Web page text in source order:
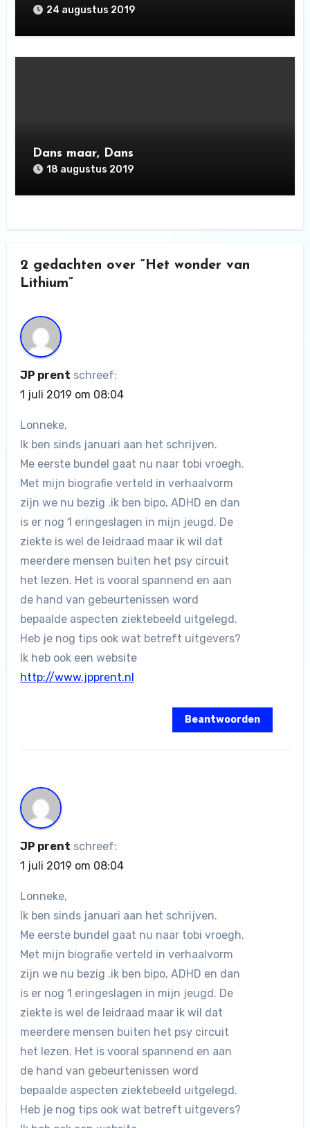
24 augustus 2019
Dans maar, Dans
18 augustus 2019
2 gedachten over “Het wonder van
Lithium”
JP prent schreef:
1 juli 2019 om 08:04
Lonneke,
Ik ben sinds januari aan het schrijven.
Me eerste bundel gaat nu naar tobi vroegh.
Met mijn biografie verteld in verhaalvorm
zijn we nu bezig .ik ben bipo, ADHD en dan
is er nog 1 eringeslagen in mijn jeugd. De
ziekte is wel de leidraad maar ik wil dat
meerdere mensen buiten het psy circuit
het lezen. Het is vooral spannend en aan
de hand van gebeurtenissen word
bepaalde aspecten ziektebeeld uitgelegd.
Heb je nog tips ook wat betreft uitgevers?
Ik heb ook een website
http://www.jpprent.nl
Beantwoorden
JP prent schreef:
1 juli 2019 om 08:04
Lonneke,
Ik ben sinds januari aan het schrijven.
Me eerste bundel gaat nu naar tobi vroegh.
Met mijn biografie verteld in verhaalvorm
zijn we nu bezig .ik ben bipo, ADHD en dan
is er nog 1 eringeslagen in mijn jeugd. De
ziekte is wel de leidraad maar ik wil dat
meerdere mensen buiten het psy circuit
het lezen. Het is vooral spannend en aan
de hand van gebeurtenissen word
bepaalde aspecten ziektebeeld uitgelegd.
Heb je nog tips ook wat betreft uitgevers?